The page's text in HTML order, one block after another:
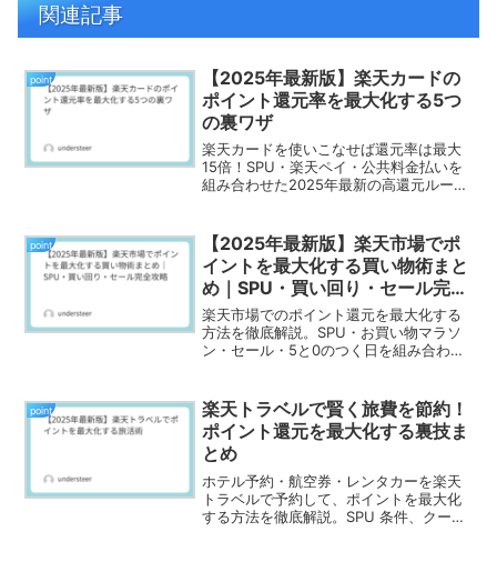
関連記事
point
【2025年最新版】楽天カードの
ポイント還元率を最大化する5つ
の裏ワザ
楽天カードを使いこなせば還元率は最大
15倍！SPU・楽天ペイ・公共料金払いを
組み合わせた2025年最新の高還元ルート
point
【2025年最新版】楽天市場でポ
イントを最大化する買い物術まと
め｜SPU・買い回り・セール完全
攻略
楽天市場でのポイント還元を最大化する
方法を徹底解説。SPU・お買い物マラソ
ン・セール・5と0のつく日を組み合わせ
point
楽天トラベルで賢く旅費を節約！
ポイント還元を最大化する裏技ま
とめ
ホテル予約・航空券・レンタカーを楽天
トラベルで予約して、ポイントを最大化
する方法を徹底解説。SPU 条件、クーポ